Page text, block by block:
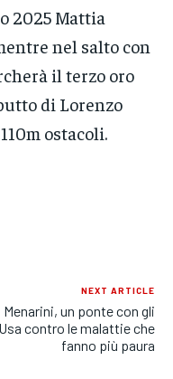
2025 Mattia
nel salto con
il terzo oro
di Lorenzo
ostacoli.
NEXT ARTICLE
Menarini, un ponte con gli
Usa contro le malattie che
fanno più paura